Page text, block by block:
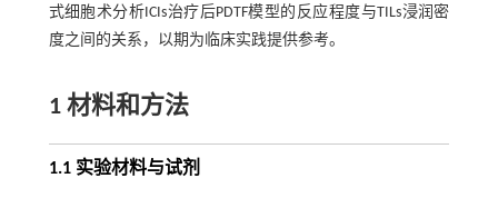
式细胞术分析ICIs治疗后PDTF模型的反应程度与TILs浸润密
度之间的关系，以期为临床实践提供参考。
1 材料和方法
1.1 实验材料与试剂